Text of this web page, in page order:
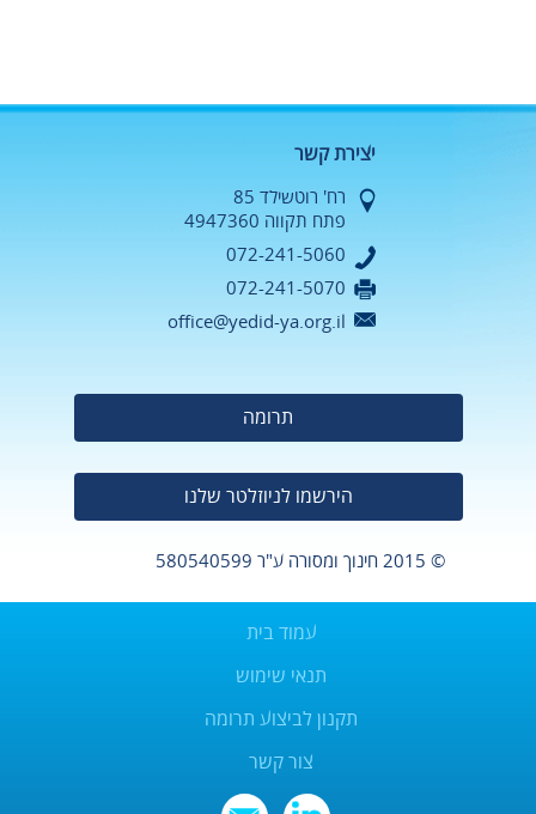
בגרויות חורף לתלמידי כיתות יא-יב :
אנגלית : ח' בשבט תשפ''ב
10/01/2022
מתמטיקה : י''ח בשבט תשפ''ב
20/01/2022
לתיאום הגעה לימי רישום וראיונות
אי''ה בחודש שבט יש להתקשר לרב
חצי הגמר יתקיים אי''ה ביום רביעי י'
בשבט תשפ''ב 12/01/2022.
הולכים מחיל אל חיל, לאחר שסיימו את
מסכתות ראש השנה ותענית, החלו
יצירת קשר
רח' רוטשילד 85
פתח תקווה 4947360
072-241-5060
072-241-5070
office@yedid-ya.org.il
תרומה
הירשמו לניוזלטר שלנו
© 2015 חינוך ומסורה ע"ר 580540599
עמוד בית
תנאי שימוש
תקנון לביצוע תרומה
צור קשר